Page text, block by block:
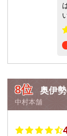
8位 奥伊
中村本舗